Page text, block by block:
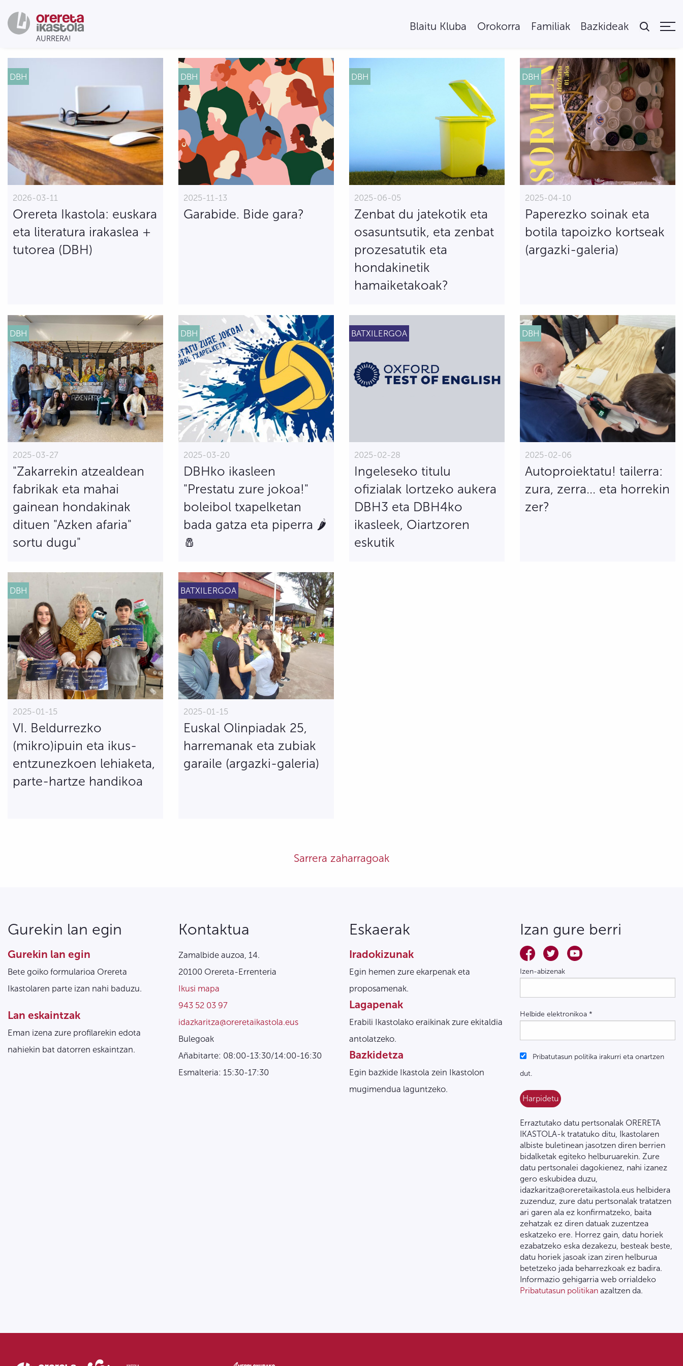
Blaitu Kluba Orokorra Familiak Bazkideak
DBH
2026-03-11
Orereta Ikastola: euskara
eta literatura irakaslea +
tutorea (DBH)
DBH
2025-11-13
Garabide. Bide gara?
DBH
2025-06-05
Zenbat du jatekotik eta
osasuntsutik, eta zenbat
prozesatutik eta
hondakinetik
hamaiketakoak?
DBH
2025-04-10
Paperezko soinak eta
botila tapoizko kortseak
(argazki-galeria)
DBH
2025-03-27
"Zakarrekin atzealdean
fabrikak eta mahai
gainean hondakinak
dituen "Azken afaria"
sortu dugu"
DBH
2025-03-20
DBHko ikasleen
"Prestatu zure jokoa!"
boleibol txapelketan
bada gatza eta piperra 🌶
🧂
BATXILERGOA
2025-02-28
Ingeleseko titulu
ofizialak lortzeko aukera
DBH3 eta DBH4ko
ikasleek, Oiartzoren
eskutik
DBH
2025-02-06
Autoproiektatu! tailerra:
zura, zerra... eta horrekin
zer?
DBH
2025-01-15
VI. Beldurrezko
(mikro)ipuin eta ikus-
entzunezkoen lehiaketa,
parte-hartze handikoa
BATXILERGOA
2025-01-15
Euskal Olinpiadak 25,
harremanak eta zubiak
garaile (argazki-galeria)
Sarrera zaharragoak
Gurekin lan egin
Gurekin lan egin
Bete goiko formularioa Orereta
Ikastolaren parte izan nahi baduzu.
Lan eskaintzak
Eman izena zure profilarekin edota
nahiekin bat datorren eskaintzan.
Kontaktua
Zamalbide auzoa, 14.
20100 Orereta-Errenteria
Ikusi mapa
943 52 03 97
idazkaritza@oreretaikastola.eus
Bulegoak
Añabitarte: 08:00-13:30/14:00-16:30
Esmalteria: 15:30-17:30
Eskaerak
Iradokizunak
Egin hemen zure ekarpenak eta
proposamenak.
Lagapenak
Erabili Ikastolako eraikinak zure ekitaldia
antolatzeko.
Bazkidetza
Egin bazkide Ikastola zein Ikastolon
mugimendua laguntzeko.
Izan gure berri
Izen-abizenak
Helbide elektronikoa *
Pribatutasun politika irakurri eta onartzen
dut.
Erraztutako datu pertsonalak ORERETA
IKASTOLA-k tratatuko ditu, Ikastolaren
albiste buletinean jasotzen diren berrien
bidalketak egiteko helburuarekin. Zure
datu pertsonalei dagokienez, nahi izanez
gero eskubidea duzu,
idazkaritza@oreretaikastola.eus helbidera
zuzenduz, zure datu pertsonalak tratatzen
ari garen ala ez konfirmatzeko, baita
zehatzak ez diren datuak zuzentzea
eskatzeko ere. Horrez gain, datu horiek
ezabatzeko eska dezakezu, besteak beste,
datu horiek jasoak izan ziren helburua
betetzeko jada beharrezkoak ez badira.
Informazio gehigarria web orrialdeko
Pribatutasun politikanazaltzen da.